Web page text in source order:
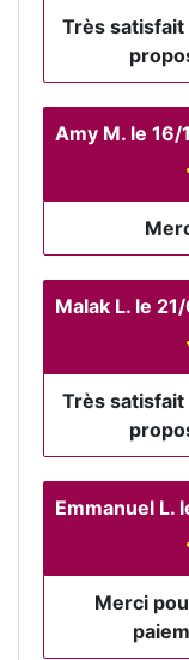
Très
Amy M. le 16/
Malak L. le
Très
Emmanuel L.
Merci